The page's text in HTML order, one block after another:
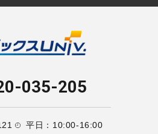
035-205
平日：10:00-16:00